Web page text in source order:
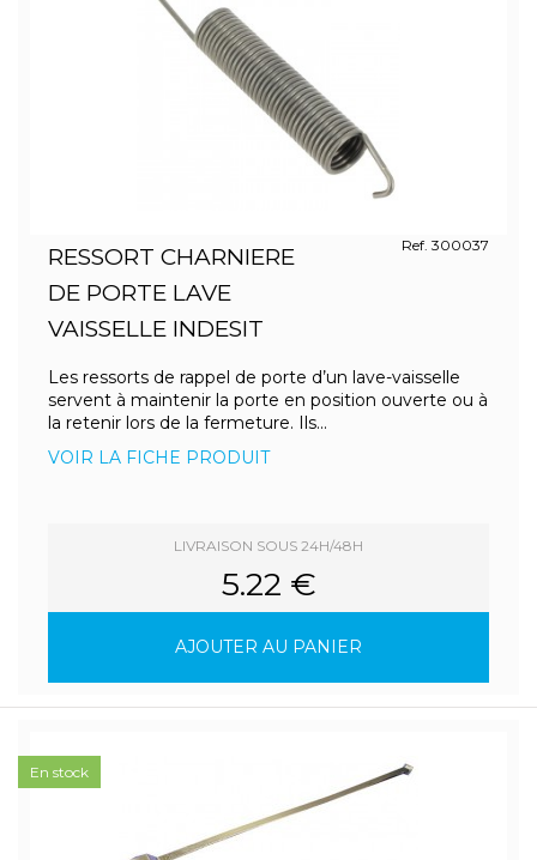
RESSORT CHARNIERE
DE PORTE LAVE
VAISSELLE INDESIT
Ref. 300037
Les ressorts de rappel de porte d’un lave-vaisselle
servent à maintenir la porte en position ouverte ou à
la retenir lors de la fermeture. Ils...
VOIR LA FICHE PRODUIT
LIVRAISON SOUS 24H/48H
5.22 €
AJOUTER AU PANIER
En stock